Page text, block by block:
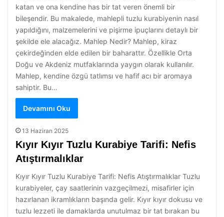
katan ve ona kendine has bir tat veren önemli bir
bileşendir. Bu makalede, mahlepli tuzlu kurabiyenin nasıl
yapıldığını, malzemelerini ve pişirme ipuçlarını detaylı bir
şekilde ele alacağız. Mahlep Nedir? Mahlep, kiraz
çekirdeğinden elde edilen bir baharattır. Özellikle Orta
Doğu ve Akdeniz mutfaklarında yaygın olarak kullanılır.
Mahlep, kendine özgü tatlımsı ve hafif acı bir aromaya
sahiptir. Bu…
Devamını Oku
13 Haziran 2025
Kıyır Kıyır Tuzlu Kurabiye Tarifi: Nefis
Atıştırmalıklar
Kıyır Kıyır Tuzlu Kurabiye Tarifi: Nefis Atıştırmalıklar Tuzlu
kurabiyeler, çay saatlerinin vazgeçilmezi, misafirler için
hazırlanan ikramlıkların başında gelir. Kıyır kıyır dokusu ve
tuzlu lezzeti ile damaklarda unutulmaz bir tat bırakan bu